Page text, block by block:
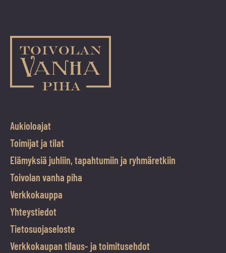
Aukioloajat
Toimijat ja tilat
Elämyksiä juhliin, tapahtumiin ja ryhmäretkiin
Toivolan vanha piha
Verkkokauppa
Yhteystiedot
Tietosuojaseloste
Verkkokaupan tilaus- ja toimitusehdot